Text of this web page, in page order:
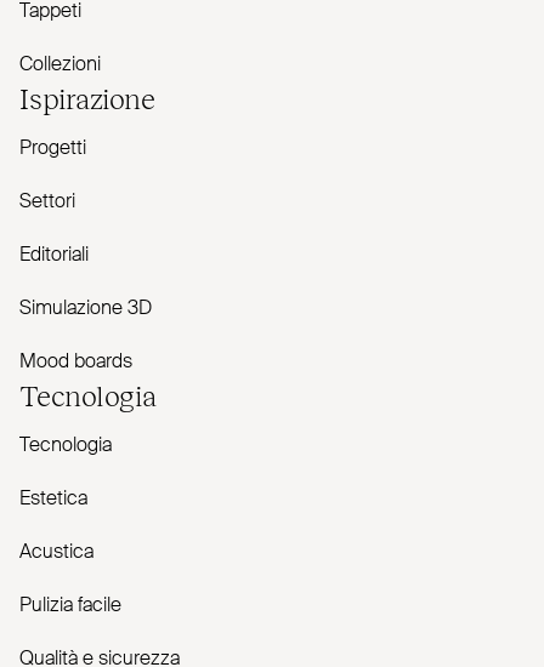
Tappeti
Collezioni
Ispirazione
Progetti
Settori
Editoriali
Simulazione 3D
Mood boards
Tecnologia
Tecnologia
Estetica
Acustica
Pulizia facile
Qualità e sicurezza